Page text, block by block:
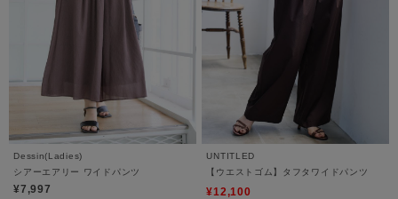
Dessin(Ladies)
シアーエアリー ワイドパンツ
¥7,997
UNTITLED
【ウエストゴム】タフタワイドパンツ
¥12,100